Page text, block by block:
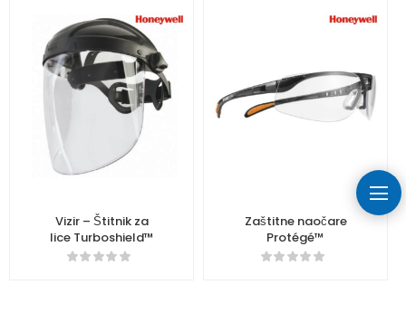
Vizir – Štitnik za
lice Turboshield™
Zaštitne naočare
Protégé™